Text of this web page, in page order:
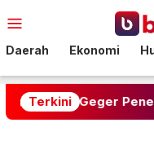
ke
Mobile
Daerah Ekonomi
Terkini
Penemuan